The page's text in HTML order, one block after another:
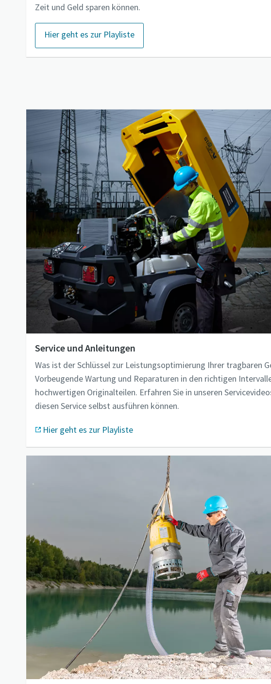
Zeit und Geld sparen können.
Hier geht es zur Playliste
Service und Anleitungen
Was ist der Schlüssel zur Leistungsoptimierung Ihrer tragbaren
Vorbeugende Wartung und Reparaturen in den richtigen
hochwertigen Originalteilen. Erfahren Sie in unseren
diesen Service selbst ausführen können.
Hier geht es zur Playliste